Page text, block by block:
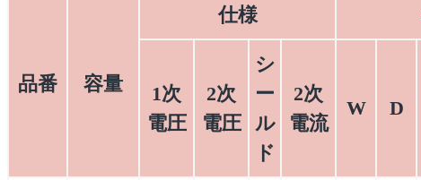
品番 容量
仕様
1次
電圧
2次
電圧
シ
ー
ル
ド
2次
電流
W D